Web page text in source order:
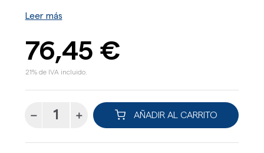
Leer más
76,45 €
21% de IVA incluido.
AÑADIR AL CARRITO